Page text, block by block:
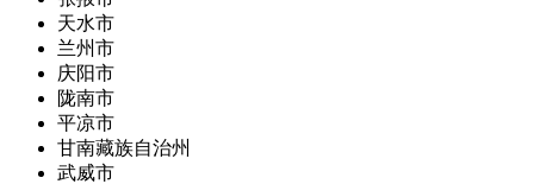
天水市
兰州市
庆阳市
陇南市
平凉市
甘南藏族自治州
武威市